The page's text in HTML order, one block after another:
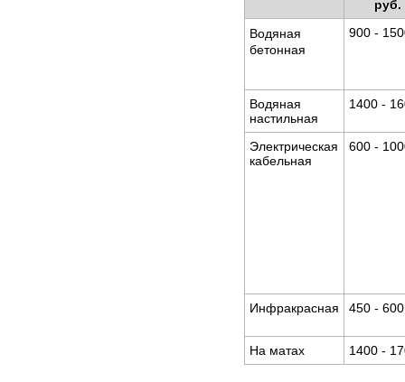
руб.
Водяная
бетонная
900 -
Водяная
настильная
1400 -
Электрическая
кабельная
600 -
Инфракрасная 450 - 600
На матах 1400 -